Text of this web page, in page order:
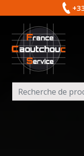
Recherche pour :